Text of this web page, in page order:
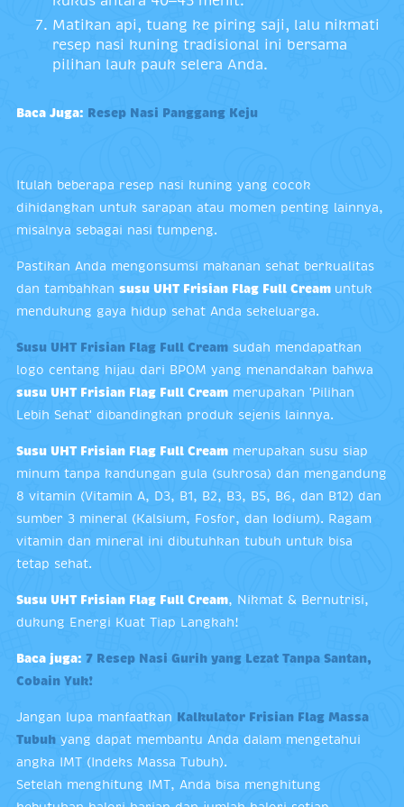
Matikan api, tuang ke piring saji, lalu nikmati
resep nasi kuning tradisional ini bersama
pilihan lauk pauk selera Anda.
Baca Juga: Resep Nasi Panggang Keju
Itulah beberapa resep nasi kuning yang cocok
dihidangkan untuk sarapan atau momen penting lainnya,
misalnya sebagai nasi tumpeng.
Pastikan Anda mengonsumsi makanan sehat berkualitas
dan tambahkan susu UHT Frisian Flag Full Cream untuk
mendukung gaya hidup sehat Anda sekeluarga.
Susu UHT Frisian Flag Full Cream sudah mendapatkan
logo centang hijau dari BPOM yang menandakan bahwa
susu UHT Frisian Flag Full Cream merupakan 'Pilihan
Lebih Sehat' dibandingkan produk sejenis lainnya.
Susu UHT Frisian Flag Full Cream merupakan susu siap
minum tanpa kandungan gula (sukrosa) dan mengandung
8 vitamin (Vitamin A, D3, B1, B2, B3, B5, B6, dan B12) dan
sumber 3 mineral (Kalsium, Fosfor, dan Iodium). Ragam
vitamin dan mineral ini dibutuhkan tubuh untuk bisa
tetap sehat.
Susu UHT Frisian Flag Full Cream, Nikmat & Bernutrisi,
dukung Energi Kuat Tiap Langkah!
Baca juga: 7 Resep Nasi Gurih yang Lezat Tanpa Santan,
Cobain Yuk!
Jangan lupa manfaatkan
Kalkulator Frisian Flag Massa
Tubuh yang dapat membantu Anda dalam mengetahui
angka IMT (Indeks Massa Tubuh).
Setelah menghitung IMT, Anda bisa menghitung